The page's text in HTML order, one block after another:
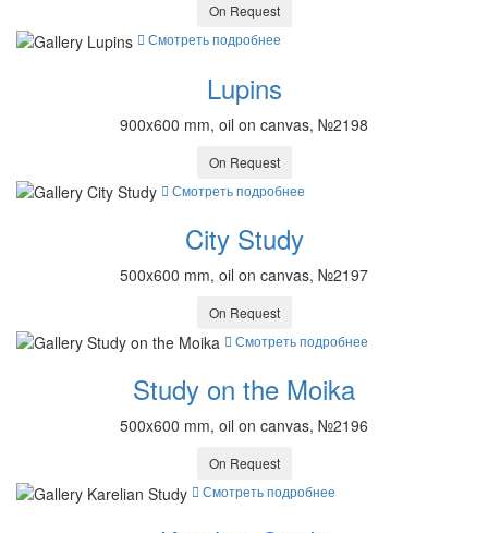
On Request
Смотреть подробнее
Lupins
900x600 mm, oil on canvas, №2198
On Request
Смотреть подробнее
City Study
500x600 mm, oil on canvas, №2197
On Request
Смотреть подробнее
Study on the Moika
500x600 mm, oil on canvas, №2196
On Request
Смотреть подробнее